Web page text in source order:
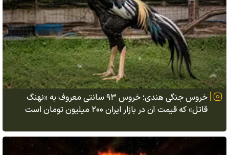
خروس جنگی هندی؛ خروس ۹۳ سانتی معروف به «نهنگ
قاتل» که قیمت آن در بازار ایران ۲۰۰ میلیون تومان است